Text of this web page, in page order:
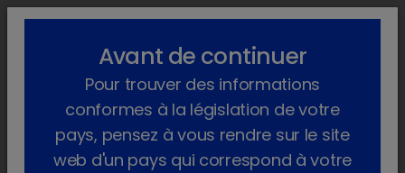
lock_outline search menu
Sur ordonnance vétérinaire Nimatek
Avant de continuer
Pour trouver des informations
conformes à la législation de votre
pays, pensez à vous rendre sur le site
web d'un pays qui correspond à votre